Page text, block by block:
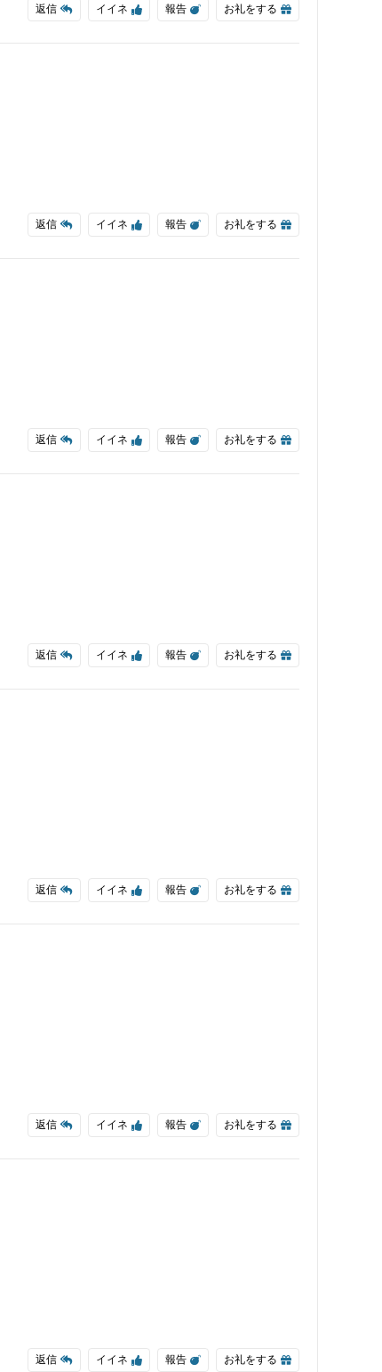
返信 イイネ 報告 お礼をする
返信 イイネ 報告 お礼をする
返信 イイネ 報告 お礼をする
返信 イイネ 報告 お礼をする
返信 イイネ 報告 お礼をする
返信 イイネ 報告 お礼をする
返信 イイネ 報告 お礼をする